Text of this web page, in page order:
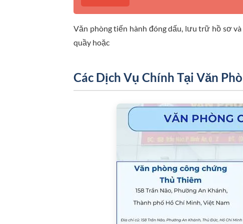
Văn phòng tiến hành đóng dấu, lưu trữ hồ sơ
quầy hoặc
Các Dịch Vụ Chính Tại Văn